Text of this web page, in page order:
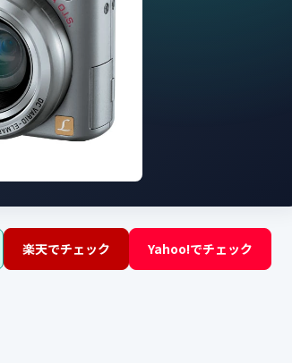
楽天でチェック Yahoo!でチェック